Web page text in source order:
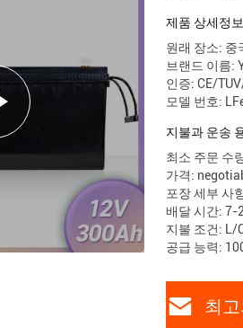
제품 상세정보
원래 장소: 중
브랜드 이름:
인증: CE/
모델 번호:
지불과 운송
최소 주문 수
가격:
포장 세부 사
배달 시간: 7-
지불 조건: L/
공급 능력:
최